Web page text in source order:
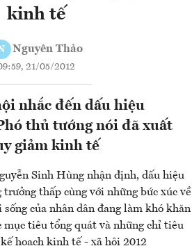
kinh tế
Nguyên Thảo
21/05/2012
nhắc đến dấu hiệu
thủ tướng nói đã xuất
giảm kinh tế